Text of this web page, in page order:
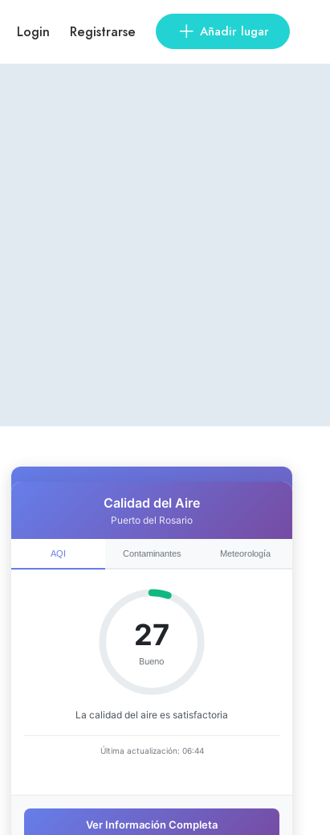
Login Registrarse Añadir lugar